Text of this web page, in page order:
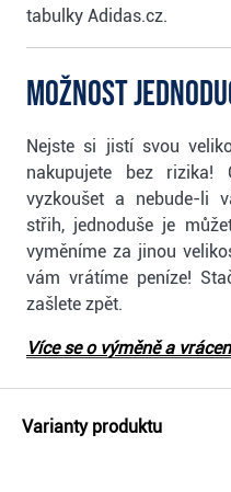
tabulky Adidas.cz.
Možnost
Nejste si jistí svou
nakupujete bez rizika!
vyzkoušet a nebude-li
střih, jednoduše je
vyměníme za jinou
vám vrátíme peníze!
zašlete zpět.
Více se o výměně a
Varianty produktu